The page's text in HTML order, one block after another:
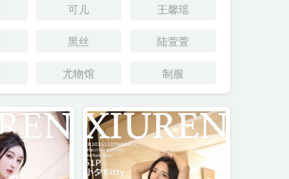
可儿 王馨瑶
黑丝 陆萱萱
尤物馆 制服